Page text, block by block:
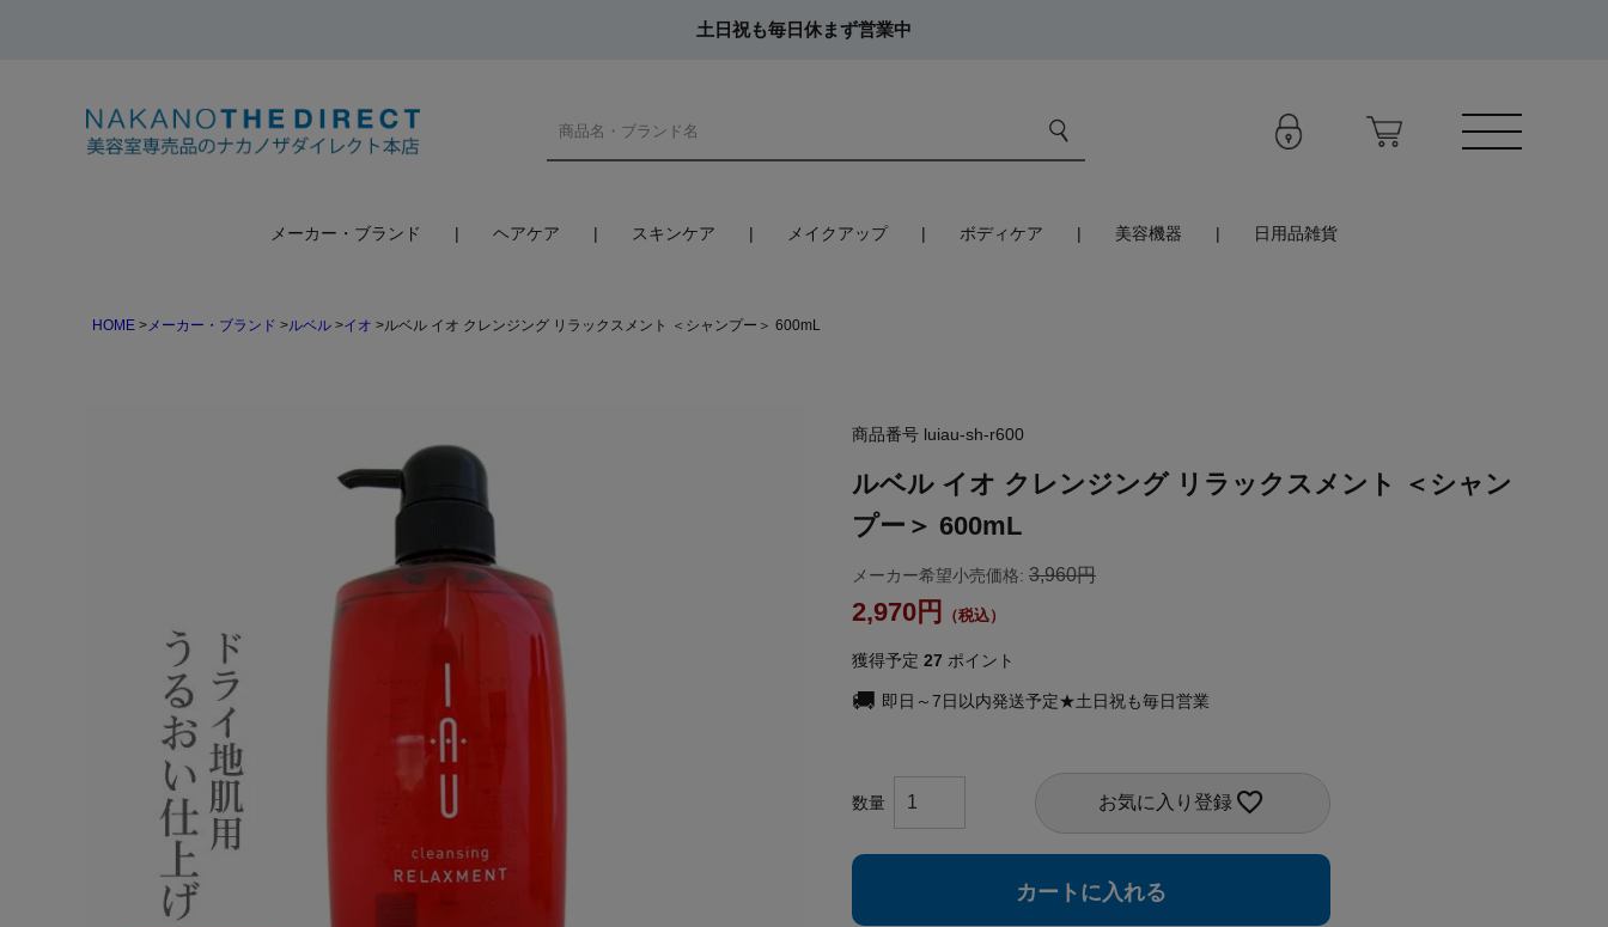
土日祝も毎日休まず営業中
メーカー・ブランド ヘアケア スキンケア メイクアップ ボディケア 美容機器 日用品雑貨
HOME メーカー・ブランド ルベル イオ ルベル イオ クレンジング リラックスメント ＜シャンプー＞ 600mL
商品番号 luiau-sh-r600
ルベル イオ クレンジング リラックスメント ＜シャン
プー＞ 600mL
メーカー希望小売価格: 3,960
2,970
獲得予定 27 ポイント
即日～7日以内発送予定★土日祝も毎日営業
お気に入り登録
カートに入れる